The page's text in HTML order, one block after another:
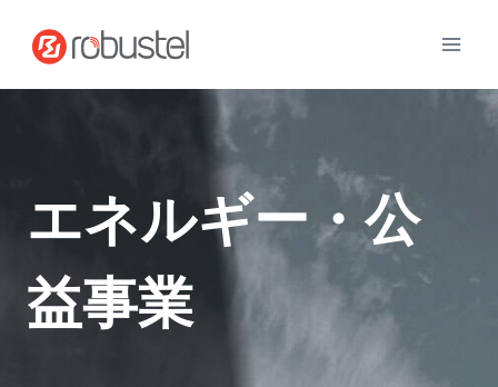
ン
エネルギー・公
益事業